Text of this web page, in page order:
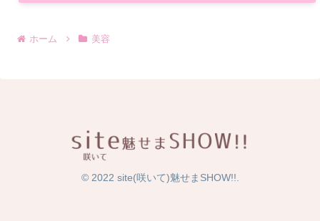
ホーム 美容
© 2022 site(咲いて)魅せまSHOW!!.